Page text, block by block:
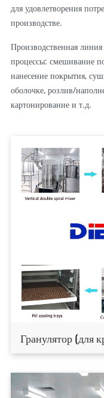
для удовлетворения
производстве.
Производственная
процессы: смешивание
нанесение покрытия,
оболочке, розлив/
картонирование и т.д.
Гранулятор (для